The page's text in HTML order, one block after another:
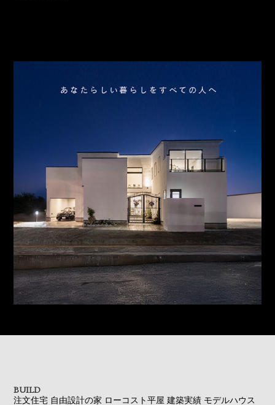
BUILD
注文住宅 自由設計の家 ローコスト平屋 建築実績 モデルハウス